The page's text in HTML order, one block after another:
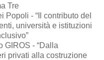
Tre
Popoli - “Il contributo del
università e istituzioni
GIROS - “Dalla
privati alla costruzione